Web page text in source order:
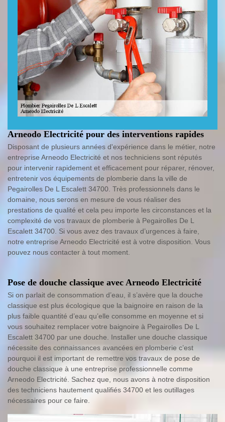
Arneodo Electricité pour des interventions rapides
Disposant de plusieurs années d'expérience dans le métier, notre
entreprise Arneodo Electricité et nos techniciens sont réputés
pour intervenir rapidement et efficacement pour réparer, rénover,
entretenir vos équipements de plomberie dans la ville de
Pegairolles De L Escalett 34700. Très professionnels dans le
domaine, nous serons en mesure de vous réaliser des
prestations de qualité et cela peu importe les circonstances et la
complexité de vos travaux de plomberie à Pegairolles De L
Escalett 34700. Si vous avez des travaux d’urgences à faire,
notre entreprise Arneodo Electricité est à votre disposition. Vous
pouvez nous contacter à tout moment.
Pose de douche classique avec Arneodo Electricité
Si on parlait de consommation d’eau, il s’avère que la douche
classique est plus écologique que la baignoire en raison de la
plus faible quantité d’eau qu’elle consomme en moyenne et si
vous souhaitez remplacer votre baignoire à Pegairolles De L
Escalett 34700 par une douche. Installer une douche classique
nécessite des connaissances avancées en plomberie c’est
pourquoi il est important de remettre vos travaux de pose de
douche classique à une entreprise professionnelle comme
Arneodo Electricité. Sachez que, nous avons à notre disposition
des techniciens hautement qualifiés 34700 et les outillages
nécessaires pour ce faire.